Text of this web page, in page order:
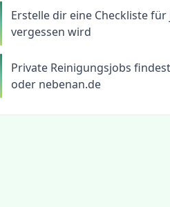
Erstelle dir eine Checkliste
vergessen wird
Private Reinigungsjobs
oder nebenan.de